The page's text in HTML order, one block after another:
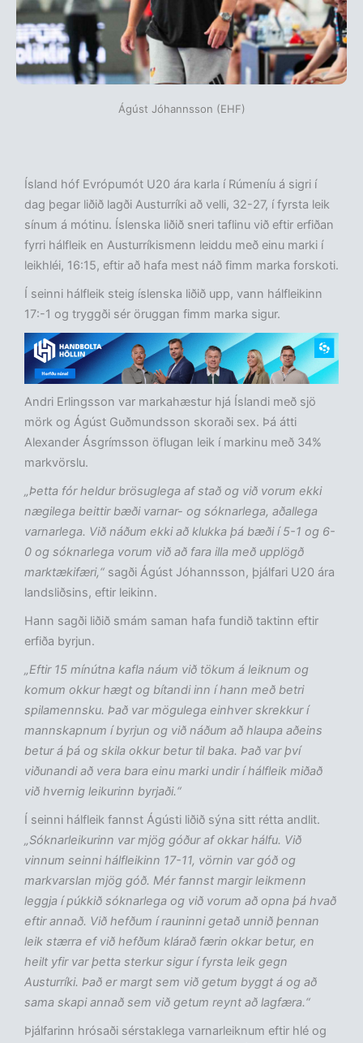
Ágúst Jóhannsson (EHF)
Ísland hóf Evrópumót U20 ára karla í Rúmeníu á sigri í
dag þegar liðið lagði Austurríki að velli, 32-27, í fyrsta leik
sínum á mótinu. Íslenska liðið sneri taflinu við eftir erfiðan
fyrri hálfleik en Austurríkismenn leiddu með einu marki í
leikhléi, 16:15, eftir að hafa mest náð fimm marka forskoti.
Í seinni hálfleik steig íslenska liðið upp, vann hálfleikinn
17:-1 og tryggði sér öruggan fimm marka sigur.
Andri Erlingsson var markahæstur hjá Íslandi með sjö
mörk og Ágúst Guðmundsson skoraði sex. Þá átti
Alexander Ásgrímsson öflugan leik í markinu með 34%
markvörslu.
„Þetta fór heldur brösuglega af stað og við vorum ekki
nægilega beittir bæði varnar- og sóknarlega, aðallega
varnarlega. Við náðum ekki að klukka þá bæði í 5-1 og 6-
0 og sóknarlega vorum við að fara illa með upplögð
marktækifæri,“ sagði Ágúst Jóhannsson, þjálfari U20 ára
landsliðsins, eftir leikinn.
Hann sagði liðið smám saman hafa fundið taktinn eftir
erfiða byrjun.
„Eftir 15 mínútna kafla náum við tökum á leiknum og
komum okkur hægt og bítandi inn í hann með betri
spilamennsku. Það var mögulega einhver skrekkur í
mannskapnum í byrjun og við náðum að hlaupa aðeins
betur á þá og skila okkur betur til baka. Það var því
viðunandi að vera bara einu marki undir í hálfleik miðað
við hvernig leikurinn byrjaði.“
Í seinni hálfleik fannst Ágústi liðið sýna sitt rétta andlit.
„Sóknarleikurinn var mjög góður af okkar hálfu. Við
vinnum seinni hálfleikinn 17-11, vörnin var góð og
markvarslan mjög góð. Mér fannst margir leikmenn
leggja í púkkið sóknarlega og við vorum að opna þá hvað
eftir annað. Við hefðum í rauninni getað unnið þennan
leik stærra ef við hefðum klárað færin okkar betur, en
heilt yfir var þetta sterkur sigur í fyrsta leik gegn
Austurríki. Það er margt sem við getum byggt á og að
sama skapi annað sem við getum reynt að lagfæra.“
Þjálfarinn hrósaði sérstaklega varnarleiknum eftir hlé og